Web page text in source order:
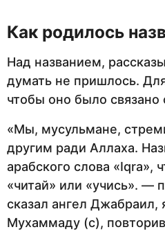
Как родилось
Над названием,
думать не пришлось.
чтобы оно было
«Мы, мусульмане,
другим ради Аллаха.
арабского слова «Iqra»,
«читай» или «учись». —
сказал ангел Джабраил,
Мухаммаду (с),